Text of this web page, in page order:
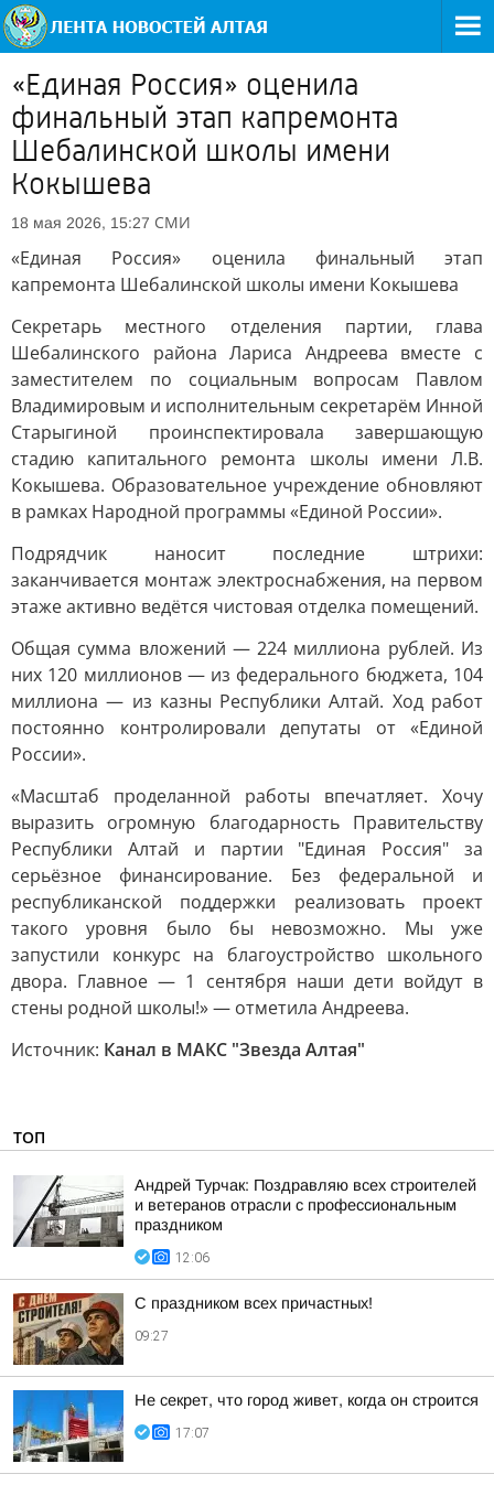
«Единая Россия» оценила
финальный этап капремонта
Шебалинской школы имени
Кокышева
18 мая 2026, 15:27 СМИ
«Единая Россия» оценила финальный этап
капремонта Шебалинской школы имени Кокышева
Секретарь местного отделения партии, глава
Шебалинского района Лариса Андреева вместе с
заместителем по социальным вопросам Павлом
Владимировым и исполнительным секретарём Инной
Старыгиной проинспектировала завершающую
стадию капитального ремонта школы имени Л.В.
Кокышева. Образовательное учреждение обновляют
в рамках Народной программы «Единой России».
Подрядчик наносит последние штрихи:
заканчивается монтаж электроснабжения, на первом
этаже активно ведётся чистовая отделка помещений.
Общая сумма вложений — 224 миллиона рублей. Из
них 120 миллионов — из федерального бюджета, 104
миллиона — из казны Республики Алтай. Ход работ
постоянно контролировали депутаты от «Единой
России».
«Масштаб проделанной работы впечатляет. Хочу
выразить огромную благодарность Правительству
Республики Алтай и партии "Единая Россия" за
серьёзное финансирование. Без федеральной и
республиканской поддержки реализовать проект
такого уровня было бы невозможно. Мы уже
запустили конкурс на благоустройство школьного
двора. Главное — 1 сентября наши дети войдут в
стены родной школы!» — отметила Андреева.
Источник: Канал в МАКС "Звезда Алтая"
ТОП
Андрей Турчак: Поздравляю всех строителей
и ветеранов отрасли с профессиональным
праздником
12:06
С праздником всех причастных!
09:27
Не секрет, что город живет, когда он строится
17:07